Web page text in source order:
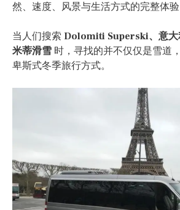
然、速度、风景与生活方式的完整体验
当人们搜索 Dolomiti Superski、意大
米蒂滑雪 时，寻找的并不仅仅是雪道
卑斯式冬季旅行方式。